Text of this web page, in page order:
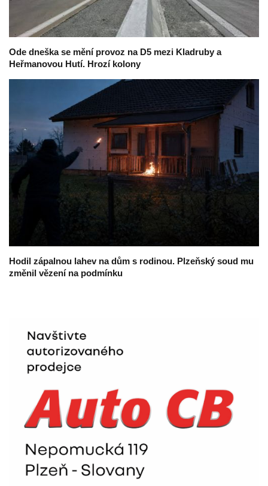
Ode dneška se mění provoz na D5 mezi Kladruby a
Heřmanovou Hutí. Hrozí kolony
Hodil zápalnou lahev na dům s rodinou. Plzeňský soud mu
změnil vězení na podmínku